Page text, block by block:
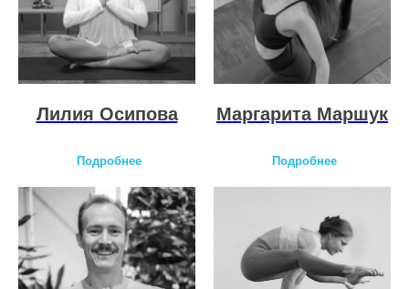
Лилия Осипова
Подробнее
Маргарита Маршук
Подробнее